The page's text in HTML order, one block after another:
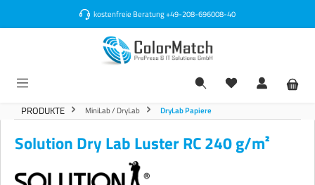
kostenfreie Beratung+49-208-696008-40
PRODUKTE MiniLab / DryLab DryLab Papiere
Solution Dry Lab Luster RC 240 g/m²